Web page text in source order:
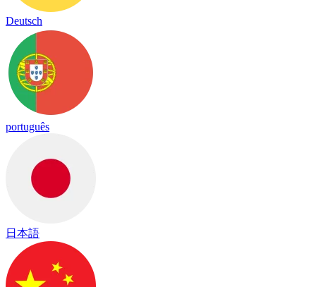
Deutsch
português
日本語